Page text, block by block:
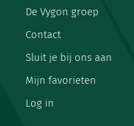
De Vygon groep
Contact
Sluit je bij ons aan
Mijn favorieten
Log in